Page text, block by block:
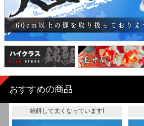
おすすめの商品
給餌して太くなっています!